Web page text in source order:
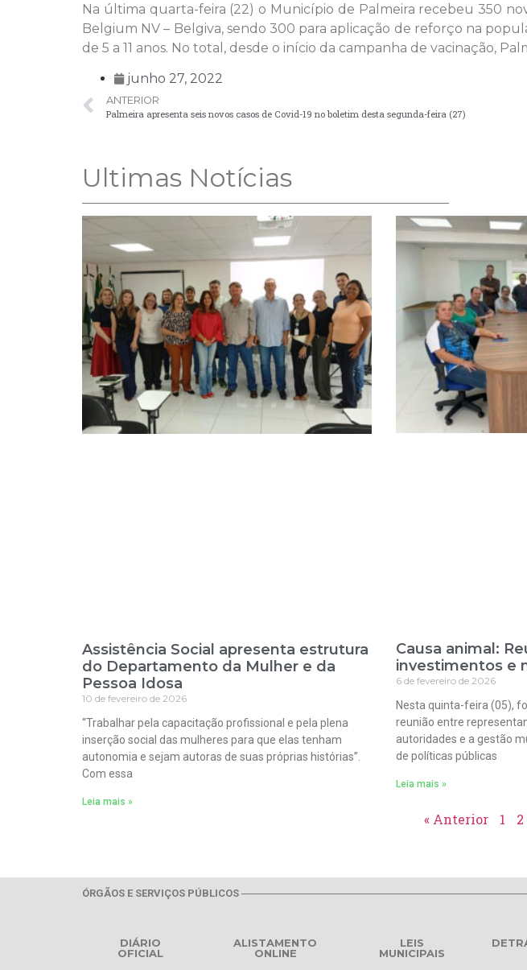
Na última quarta-feira (22) o Município de Palmeira recebeu 350
Belgium NV – Belgiva, sendo 300 para aplicação de reforço na
de 5 a 11 anos. No total, desde o início da campanha de vacinação,
junho 27, 2022
ANTERIOR
Palmeira apresenta seis novos casos de Covid-19 no boletim desta segunda-feira (27)
Ultimas Notícias
Assistência Social apresenta estrutura
do Departamento da Mulher e da
Pessoa Idosa
10 de fevereiro de 2026
“Trabalhar pela capacitação profissional e pela plena
inserção social das mulheres para que elas tenham
autonomia e sejam autoras de suas próprias histórias”.
Com essa
Leia mais »
Causa animal:
investimentos e
6 de fevereiro de 2026
Nesta quinta-feira (05),
reunião entre
autoridades e a gestão
de políticas públicas
Leia mais »
« Anterior 1 2
ÓRGÃOS E SERVIÇOS PÚBLICOS
DIÁRIO
OFICIAL
ALISTAMENTO
ONLINE
LEIS
MUNICIPAIS